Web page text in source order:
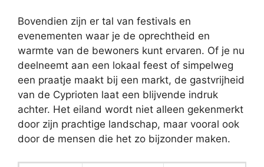
Bovendien zijn er tal van festivals en
evenementen waar je de oprechtheid en
warmte van de bewoners kunt ervaren. Of je nu
deelneemt aan een lokaal feest of simpelweg
een praatje maakt bij een markt, de gastvrijheid
van de Cyprioten laat een blijvende indruk
achter. Het eiland wordt niet alleen gekenmerkt
door zijn prachtige landschap, maar vooral ook
door de mensen die het zo bijzonder maken.